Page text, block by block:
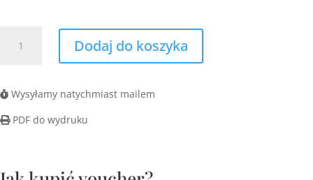
Voucher
Dodaj do koszyka
Wysyłamy natychmiast mailem
PDF do wydruku